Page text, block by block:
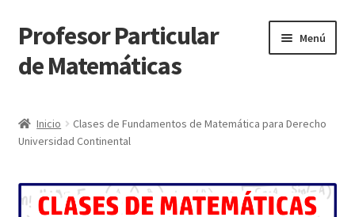
Ir
a
la
Ir
al
contenido
Profesor Particular
de Matemáticas
Menú
Tienda de Matemáticas 100% GRATIS
Inicio
Clases de Fundamentos de Matemática para Derecho
Universidad Continental